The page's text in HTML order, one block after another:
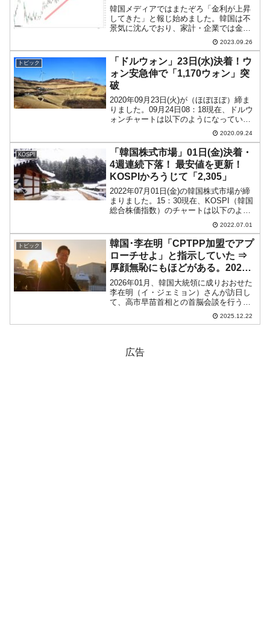
韓国メディアではまたぞろ「金利が上昇
してきた」と報じ始めました。韓国は不
景気に沈んでおり、家計・企業では金融
機関からの融資に頼り切っている層が増
えています。そのため、金利が上がるの
は困るのです。金利が上昇すると、企
業・家計共に資金調達の困難...
2023.09.26
トピック
「ドルウォン」23日(水)決着！ウ
ォン安急伸で「1,170ウォン」突
破
2020年09月23日(火)が（ほぼほぼ）締ま
りました。09月24日08：18現在、ドルウ
ォンチャートは以下のようになっていま
す（チャートは『Investing.com』より引
用：以下同）。長い陽線で締まりまし
た。一時「1,171ウォン」ま...
2020.09.24
KOSPI
「韓国株式市場」01日(金)決着・
4週連続下落！ 最安値を更新！
KOSPIかろうじて「2,305」
2022年07月01日(金)の韓国株式市場が締
まりました。15：30現在、KOSPI（韓国
総合株価指数）のチャートは以下のよう
『Investing.com』より引用）。残念なが
ら長い陰線となりました。一時は2,30...
2022.07.01
トピック
韓国･李在明「CPTPP加盟でアプ
ローチせよ」と指示していた ⇒
厚顔無恥にもほどがある。2026
年01月の日韓首脳会談で迎撃だ
2026年01月、韓国大統領に成りおおせた
李在明（イ・ジェミョン）さんが訪日し
て、高市早苗首相との首脳会談を行うこ
とが予定されています。しかも高市首相
の故郷である「奈良」で行われる――と
2025.12.22
広告